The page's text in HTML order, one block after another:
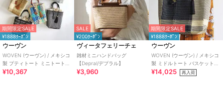
期間限定SALE
¥1888ｸｰﾎﾟﾝ
ウーヴン
WOVEN (ウーヴン) / メキシコ
製 プティトート ミニトートバ
ッグ メルカドバッグ かごバッ
¥10,367
SALE
¥200ｸｰﾎﾟﾝ
ヴィータフェリーチェ
雑材ミニハンドバッグ
【Depral/デプラル】
¥3,960
期間限定SALE
¥1888ｸｰﾎﾟﾝ
ウーヴン
WOVEN (ウーヴン) / メキシコ
製 ミドルトート バスケットバ
ッグ メルカドバッグ かごバッ
¥14,025 再入荷